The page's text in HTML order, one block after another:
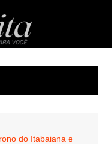
Perfeita
do Itabaiana e